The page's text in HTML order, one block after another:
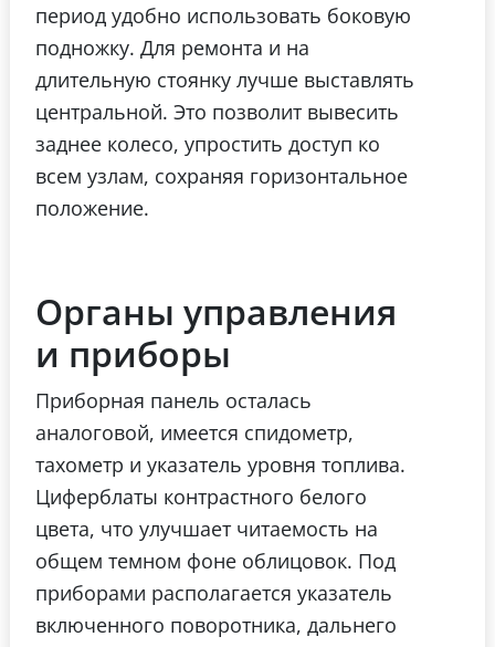
период удобно использовать боковую
подножку. Для ремонта и на
длительную стоянку лучше выставлять
центральной. Это позволит вывесить
заднее колесо, упростить доступ ко
всем узлам, сохраняя горизонтальное
положение.
Органы управления
и приборы
Приборная панель осталась
аналоговой, имеется спидометр,
тахометр и указатель уровня топлива.
Циферблаты контрастного белого
цвета, что улучшает читаемость на
общем темном фоне облицовок. Под
приборами располагается указатель
включенного поворотника, дальнего